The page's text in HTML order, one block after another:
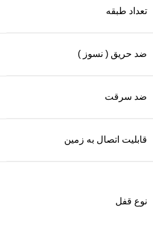
تعداد طبقه
ضد حریق ( نسوز )
ضد سرقت
قابلیت اتصال به زمین
نوع قفل